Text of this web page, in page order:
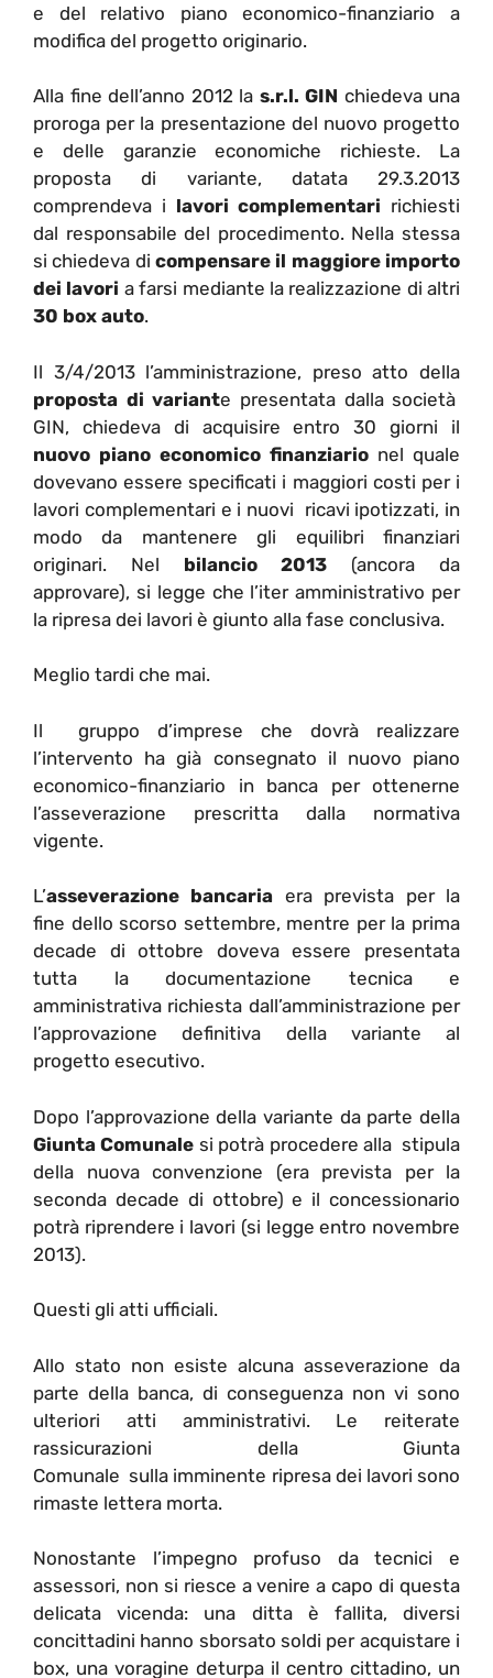
e del relativo piano economico-finanziario a
modifica del progetto originario.
Alla fine dell’anno 2012 la s.r.l. GIN chiedeva una
proroga per la presentazione del nuovo progetto
e delle garanzie economiche richieste. La
proposta di variante, datata 29.3.2013
comprendeva i lavori complementari richiesti
dal responsabile del procedimento. Nella stessa
si chiedeva di compensare il maggiore importo
dei lavori a farsi mediante la realizzazione di altri
30 box auto.
Il 3/4/2013 l’amministrazione, preso atto della
proposta di variante presentata dalla società
GIN, chiedeva di acquisire entro 30 giorni il
nuovo piano economico finanziario nel quale
dovevano essere specificati i maggiori costi per i
lavori complementari e i nuovi ricavi ipotizzati, in
modo da mantenere gli equilibri finanziari
originari. Nel bilancio 2013 (ancora da
approvare), si legge che l’iter amministrativo per
la ripresa dei lavori è giunto alla fase conclusiva.
Meglio tardi che mai.
Il gruppo d’imprese che dovrà realizzare
l’intervento ha già consegnato il nuovo piano
economico-finanziario in banca per ottenerne
l’asseverazione prescritta dalla normativa
vigente.
L’asseverazione bancaria era prevista per la
fine dello scorso settembre, mentre per la prima
decade di ottobre doveva essere presentata
tutta la documentazione tecnica e
amministrativa richiesta dall’amministrazione per
l’approvazione definitiva della variante al
progetto esecutivo.
Dopo l’approvazione della variante da parte della
Giunta Comunale si potrà procedere alla stipula
della nuova convenzione (era prevista per la
seconda decade di ottobre) e il concessionario
potrà riprendere i lavori (si legge entro novembre
2013).
Questi gli atti ufficiali.
Allo stato non esiste alcuna asseverazione da
parte della banca, di conseguenza non vi sono
ulteriori atti amministrativi. Le reiterate
rassicurazioni della Giunta
Comunale sulla imminente ripresa dei lavori sono
rimaste lettera morta.
Nonostante l’impegno profuso da tecnici e
assessori, non si riesce a venire a capo di questa
delicata vicenda: una ditta è fallita, diversi
concittadini hanno sborsato soldi per acquistare i
box, una voragine deturpa il centro cittadino, un